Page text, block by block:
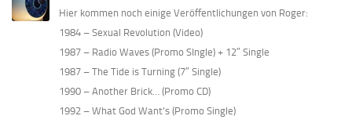
Hier kommen noch einige Veröffentlichungen von Roger:
1984 – Sexual Revolution (Video)
1987 – Radio Waves (Promo SIngle) + 12″ Single
1987 – The Tide is Turning (7″ Single)
1990 – Another Brick… (Promo CD)
1992 – What God Want’s (Promo Single)